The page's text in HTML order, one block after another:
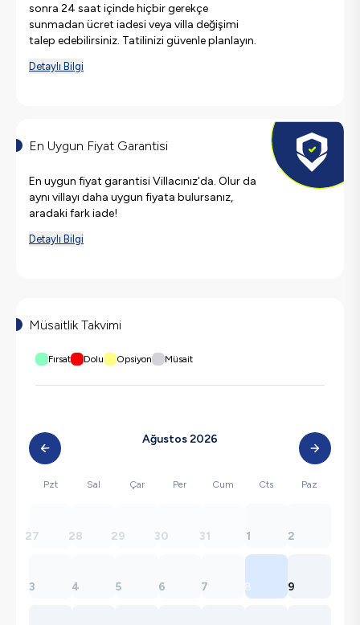
sonra 24 saat içinde hiçbir gerekçe
sunmadan ücret iadesi veya villa değişimi
talep edebilirsiniz. Tatilinizi güvenle planlayın.
Detaylı Bilgi
En Uygun Fiyat Garantisi
En uygun fiyat garantisi Villacınız'da. Olur da
aynı villayı daha uygun fiyata bulursanız,
aradaki fark iade!
Detaylı Bilgi
Müsaitlik Takvimi
Fırsat Dolu Opsiyon Müsait
Ağustos 2026
Pzt Sal Çar Per Cum Cts Paz
27 28 29 30 31 1 2
3 4 5 6 7 8 9